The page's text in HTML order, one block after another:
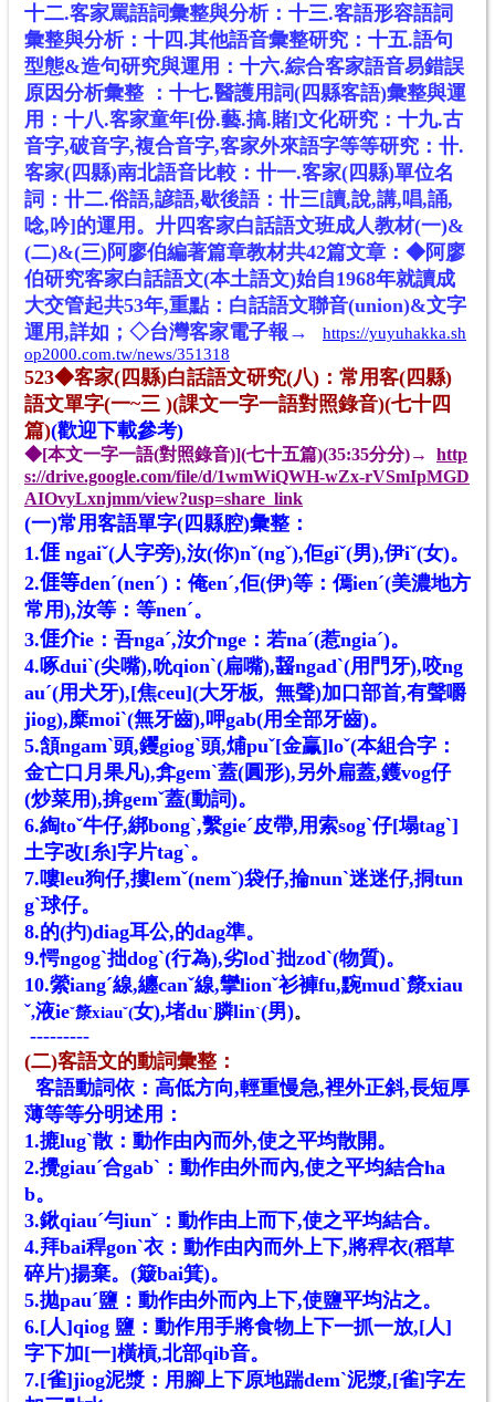
十二.客家罵語詞彙整與分析：十三.客語形容語詞
彙整與分析：十四.其他語音彙整研究：十五.語句
型態&造句研究與運用：十六.綜合客家語音易錯誤
原因分析彙整 ：十七.醫護用詞(四縣客語)彙整與運
用：十八.客家童年[份.藝.搞.賭]文化研究：十九.古
音字,破音字,複合音字,客家外來語字等等研究：卄.
客家(四縣)南北語音比較：卄一.客家(四縣)單位名
詞：卄二.俗語,諺語,歇後語：卄三[讀,說,講,唱,誦,
唸,吟]的運用。廾四客家白話語文班成人教材(一)&
(二)&(三)阿廖伯編著篇章教材共42篇文章：◆阿廖
伯研究客家白話語文(本土語文)始自1968年就讀成
大交管起共53年,重點：白話語文聯音(union)&文字
運用,詳如；◇台灣客家電子報→
https://yuyuhakka.sh
op2000.com.tw/news/351318
523◆客家(四縣)白話語文研究(八)：常用客(四縣)
語文單字(一~三 )(課文一字一語對照錄音)(七十四
篇)(歡迎下載參考)
◆[本文一字一語(對照錄音)](七十五篇)(35:35分分)→ http
s://drive.google.com/file/d/1wmWiQWH-wZx-rVSmIpMGD
AIOvyLxnjmm/view?usp=share_link
(一)常用客語單字(四縣腔)彙整：
1.𠊎 ngaiˇ(人字旁),汝(你)nˇ(ngˇ),佢giˇ(男),伊iˇ(女)。
2.𠊎等denˊ(nenˊ)：俺enˊ,佢(伊)等：傿ienˊ(美濃地方
常用),汝等：等nenˊ。
3.𠊎介ie：吾ngaˊ,汝介nge：若naˊ(惹ngiaˊ)。
4.啄duiˋ(尖嘴),吮qionˋ(扁嘴),齧ngadˋ(用門牙),咬ng
auˊ(用犬牙),[焦ceu](大牙板, 無聲)加口部首,有聲嚼
jiog),糜moiˋ(無牙齒),呷gab(用全部牙齒)。
5.頷ngamˋ頭,钁giogˋ頭,烳puˇ[金臝]loˇ(本組合字：
金亡口月果凡),弇gemˋ蓋(圓形),另外扁蓋,鑊vog仔
(炒菜用),揜gemˇ蓋(動詞)。
6.綯toˇ牛仔,綁bongˋ,繫gieˊ皮帶,用索sogˋ仔[塌tagˋ]
土字改[糸]字片tagˋ。
7.嘍leu狗仔,摟lemˇ(nemˇ)袋仔,掄nunˋ迷迷仔,挏tun
gˋ球仔。
8.的(扚)diag耳公,的dag準。
9.愕ngogˋ拙dogˋ(行為),劣lodˋ拙zodˋ(物質)。
10.縈iangˊ線,纏canˇ線,攣lionˇ衫褲fu,黦mudˋ漦xiau
ˇ,液ieˇ漦xiauˇ(女),堵duˋ膦linˋ(男)。
---------
(二)客語文的動詞彙整：
客語動詞依：高低方向,輕重慢急,裡外正斜,長短厚
薄等等分明述用：
1.摝lugˋ散：動作由內而外,使之平均散開。
2.攪giauˊ合gabˋ：動作由外而內,使之平均結合ha
b。
3.鍬qiauˊ勻iunˇ：動作由上而下,使之平均結合。
4.拜bai稈gonˋ衣：動作由內而外上下,將稈衣(稻草
碎片)揚棄。(簸bai箕)。
5.拋pauˊ鹽：動作由外而內上下,使鹽平均沾之。
6.[人]qiog 鹽：動作用手將食物上下一抓一放,[人]
字下加[一]橫槓,北部qib音。
7.[雀]jiog泥漿：用腳上下原地踹demˋ泥漿,[雀]字左